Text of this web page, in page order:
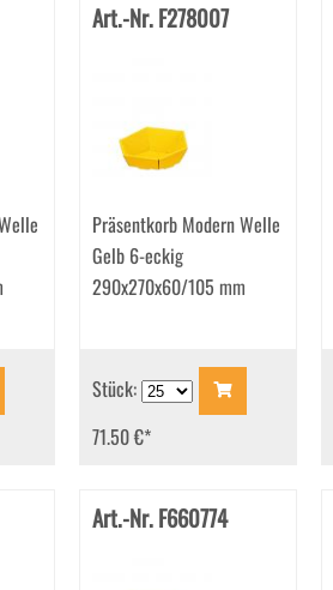
Art.-Nr. F278007
Präsentkorb Modern Welle
Gelb 6-eckig
290x270x60/105 mm
Stück:
71.50 €*
Art.-Nr. F660774